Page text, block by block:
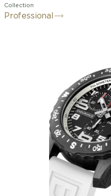
Collection
Professional